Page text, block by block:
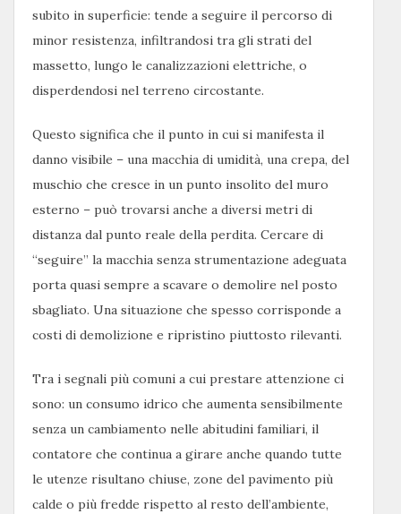
subito in superficie: tende a seguire il percorso di
minor resistenza, infiltrandosi tra gli strati del
massetto, lungo le canalizzazioni elettriche, o
disperdendosi nel terreno circostante.
Questo significa che il punto in cui si manifesta il
danno visibile – una macchia di umidità, una crepa, del
muschio che cresce in un punto insolito del muro
esterno – può trovarsi anche a diversi metri di
distanza dal punto reale della perdita. Cercare di
“seguire” la macchia senza strumentazione adeguata
porta quasi sempre a scavare o demolire nel posto
sbagliato. Una situazione che spesso corrisponde a
costi di demolizione e ripristino piuttosto rilevanti.
Tra i segnali più comuni a cui prestare attenzione ci
sono: un consumo idrico che aumenta sensibilmente
senza un cambiamento nelle abitudini familiari, il
contatore che continua a girare anche quando tutte
le utenze risultano chiuse, zone del pavimento più
calde o più fredde rispetto al resto dell’ambiente,